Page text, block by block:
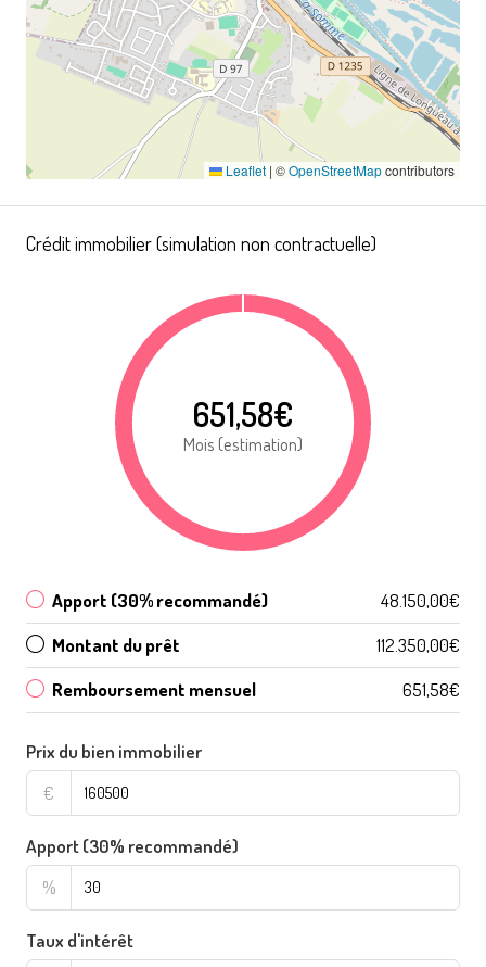
Leaflet | ©OpenStreetMapcontributors
Crédit immobilier (simulation non contractuelle)
651,58€
Mois (estimation)
Apport (30% recommandé)
48.150,00€
Montant du prêt
112.350,00€
Remboursement mensuel
651,58€
Prix du bien immobilier
€
Apport (30% recommandé)
%
Taux d'intérêt